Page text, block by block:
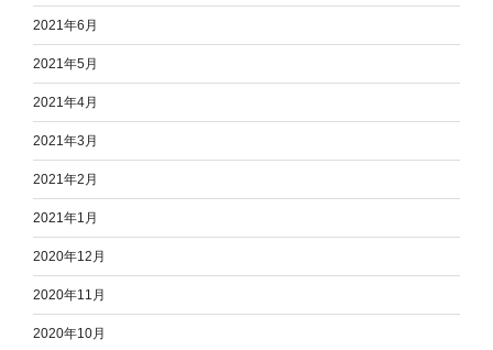
2021年6月
2021年5月
2021年4月
2021年3月
2021年2月
2021年1月
2020年12月
2020年11月
2020年10月